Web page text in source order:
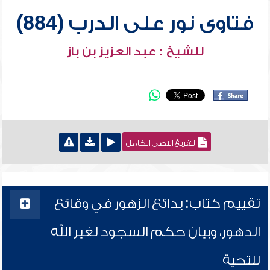
فتاوى نور على الدرب (884)
للشيخ : عبد العزيز بن باز
التفريغ النصي الكامل
تقييم كتاب: بدائع الزهور في وقائع
الدهور، وبيان حكم السجود لغير الله
للتحية